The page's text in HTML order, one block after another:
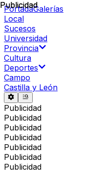
PortadaGalerías
Local
Sucesos
Universidad
Provincia
Cultura
Deportes
Campo
Castilla y León
Publicidad
Publicidad
Publicidad
Publicidad
Publicidad
Publicidad
Publicidad
Publicidad
Publicidad